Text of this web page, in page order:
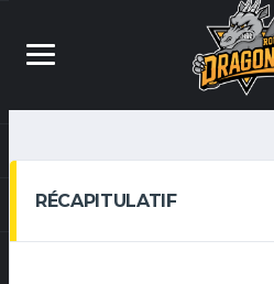
RÉCAPITULATIF